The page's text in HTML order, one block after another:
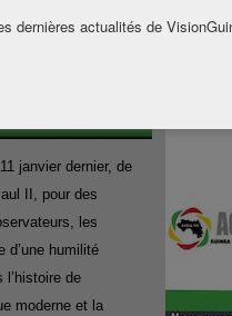
janvier dernier, de
II, pour des
les
d’une humilité
de
moderne et la
dernières actualités de